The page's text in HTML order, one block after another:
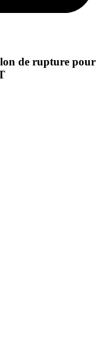
de rupture pour